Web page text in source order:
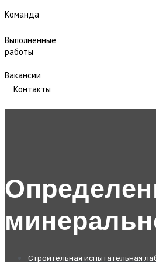
Команда
Выполненные
работы
Вакансии
Контакты
Строительная испытательная